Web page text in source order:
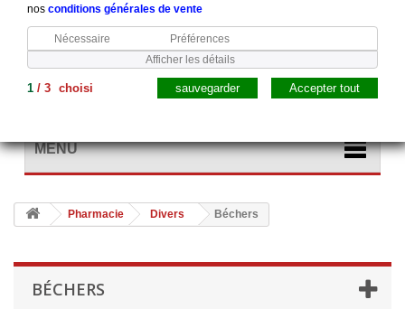
MENU
Pharmacie Divers Béchers
BÉCHERS
nos conditions générales de vente
Nécessaire
Préférences
Afficher les détails
1 /3 choisi Accepter tout
sauvegarder